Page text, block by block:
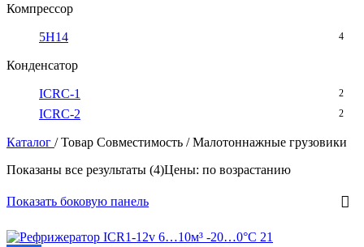
Компрессор
5H14 4
Конденсатор
ICRC-1 2
ICRC-2 2
Каталог / Товар Совместимость / Малотоннажные грузовики
Показаны все результаты (4)Цены: по возрастанию
Показать боковую панель